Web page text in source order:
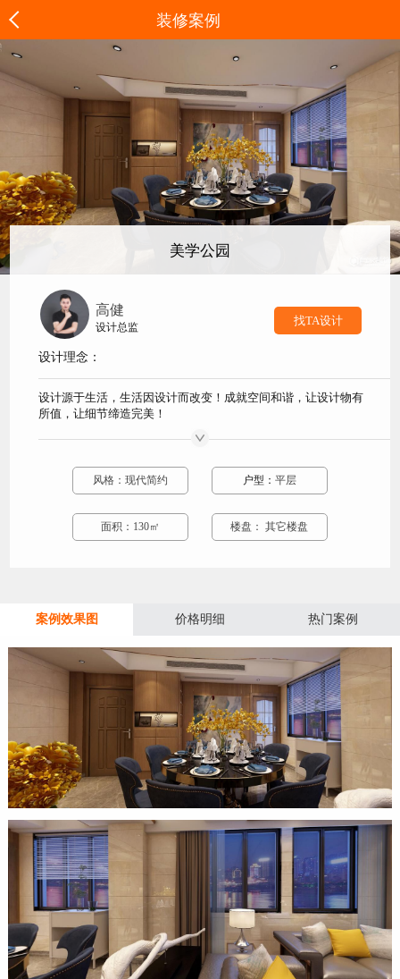
装修案例
美学公园
高健
设计总监
找TA设计
设计理念：
设计源于生活，生活因设计而改变！成就空间和谐，让设计物有
所值，让细节缔造完美！
风格：现代简约 户型： 平层
面积：130㎡ 楼盘： 其它楼盘
案例效果图 价格明细 热门案例